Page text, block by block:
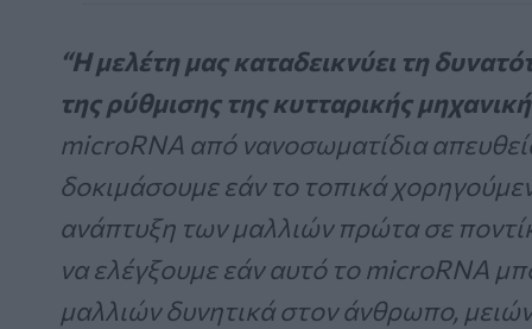
“Η μελέτη μας καταδεικνύει τη
της ρύθμισης της κυτταρικής
microRNA από νανοσωματίδια
δοκιμάσουμε εάν το τοπικά
ανάπτυξη των μαλλιών πρώτα σε
να ελέγξουμε εάν αυτό το microRNA
μαλλιών δυνητικά στον άνθρωπο,